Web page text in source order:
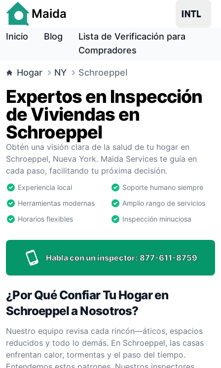
Maida
Inicio Blog
Lista de Verificación para
Compradores
Hogar NY Schroeppel
Expertos en Inspección
de Viviendas en
Schroeppel
Obtén una visión clara de la salud de tu hogar en
Schroeppel, Nueva York. Maida Services te guía en
cada paso, facilitando tu próxima decisión.
Experiencia local
Soporte humano siempre
Herramientas modernas
Amplio rango de servicios
Horarios flexibles
Inspección minuciosa
Habla con un inspector: 877-611-8759
¿Por Qué Confiar Tu Hogar en
Schroeppel a Nosotros?
Nuestro equipo revisa cada rincón—áticos, espacios
reducidos y todo lo demás. En Schroeppel, las casas
enfrentan calor, tormentas y el paso del tiempo.